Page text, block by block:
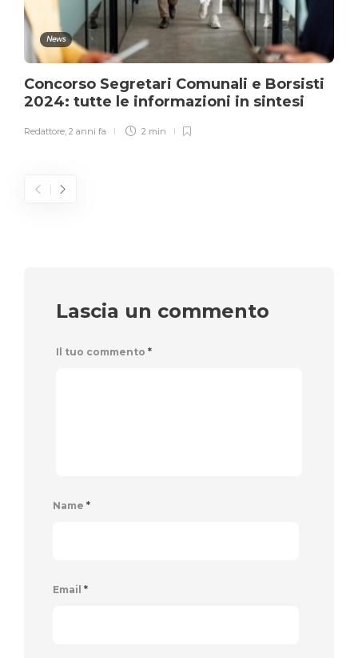
News
Concorso Segretari Comunali e Borsisti
2024: tutte le informazioni in sintesi
Redattore 2 anni fa 2 min
Lascia un commento
Il tuo commento *
Name *
Email *